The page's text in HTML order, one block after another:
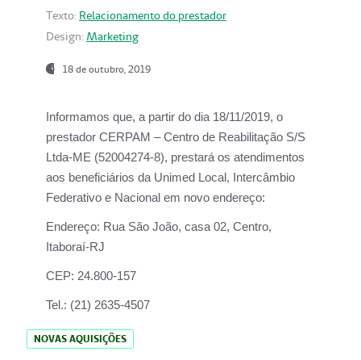
Texto: Relacionamento do prestador
Design: Marketing
18 de outubro, 2019
Informamos que, a partir do dia 18/11/2019, o
prestador CERPAM – Centro de Reabilitação S/S
Ltda-ME (52004274-8), prestará os atendimentos
aos beneficiários da Unimed Local, Intercâmbio
Federativo e Nacional em novo endereço:
Endereço: Rua São João, casa 02, Centro,
Itaboraí-RJ
CEP: 24.800-157
Tel.: (21) 2635-4507
NOVAS AQUISIÇÕES